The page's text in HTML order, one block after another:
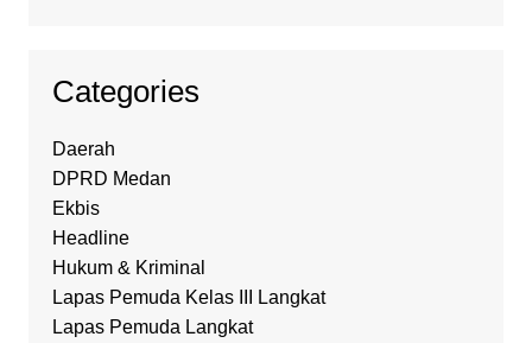
Categories
Daerah
DPRD Medan
Ekbis
Headline
Hukum & Kriminal
Lapas Pemuda Kelas III Langkat
Lapas Pemuda Langkat